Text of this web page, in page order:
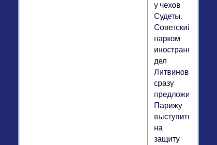
у чехов
Судеты.
Советский
нарком
иностранных
дел
Литвинов
сразу
предложил
Парижу
выступить
на
защиту